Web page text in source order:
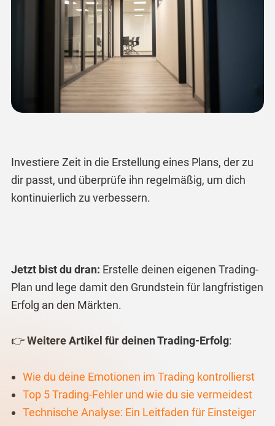
Investiere Zeit in die Erstellung eines Plans, der zu
dir passt, und überprüfe ihn regelmäßig, um dich
kontinuierlich zu verbessern.
Jetzt bist du dran: Erstelle deinen eigenen Trading-
Plan und lege damit den Grundstein für langfristigen
Erfolg an den Märkten.
👉Weitere Artikel für deinen Trading-Erfolg:
Wie du deine Emotionen im Trading kontrollierst
Top5Trading-Fehlerund wie du sie vermeidest
Technische Analyse: Ein Leitfaden fürEinsteiger